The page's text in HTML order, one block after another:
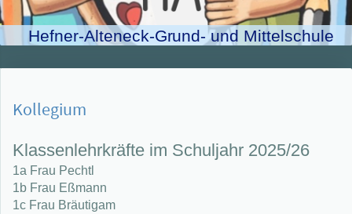
Hefner-Alteneck-Grund- und Mittelschule
Kollegium
Klassenlehrkräfte im Schuljahr 2025/26
1a Frau Pechtl
1b Frau Eßmann
1c Frau Bräutigam